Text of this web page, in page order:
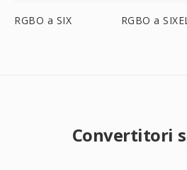
RGBO a SIX RGBO a
Convertitori